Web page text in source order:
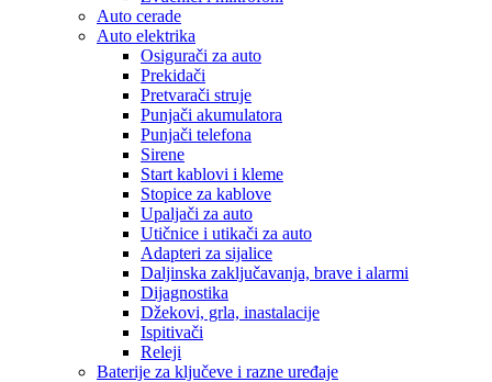
Auto cerade
Auto elektrika
Osigurači za auto
Prekidači
Pretvarači struje
Punjači akumulatora
Punjači telefona
Sirene
Start kablovi i kleme
Stopice za kablove
Upaljači za auto
Utičnice i utikači za auto
Adapteri za sijalice
Daljinska zaključavanja, brave i alarmi
Dijagnostika
Džekovi, grla, inastalacije
Ispitivači
Releji
Baterije za ključeve i razne uređaje